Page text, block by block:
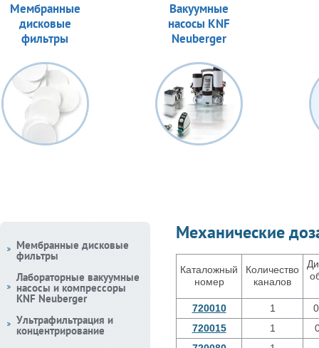
Мембранные
дисковые
фильтры
Вакуумные
насосы KNF
Neuberger
Механические
Каталожный
номер
Количество
каналов
720010 1
720015
1
Мембранные дисковые
фильтры
Лабораторные вакуумные
насосы и компрессоры
KNF Neuberger
Ультрафильтрация и
концентрирование